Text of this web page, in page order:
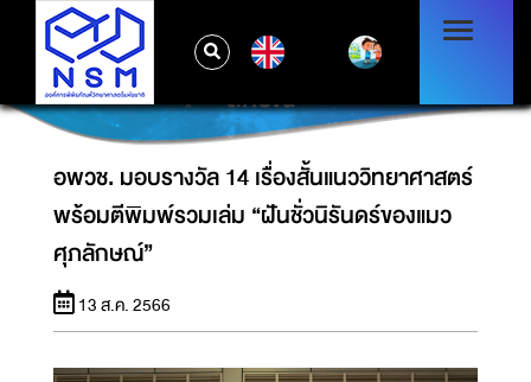
อพวช. มอบรางวัล 14 เรื่องสั้นแนววิทยาศาสตร์
พร้อมตีพิมพ์รวมเล่ม “ฝันชั่วนิรันดร์ของแมวศุภ
ลักษณ์”
อพวช. มอบรางวัล 14 เรื่องสั้นแนววิทยาศาสตร์
พร้อมตีพิมพ์รวมเล่ม “ฝันชั่วนิรันดร์ของแมว
ศุภลักษณ์”
13 ส.ค. 2566